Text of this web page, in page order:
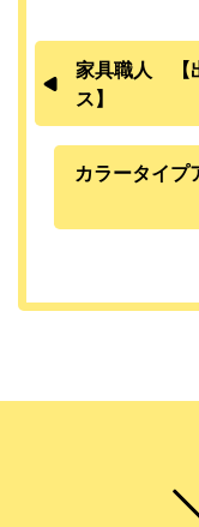
家具職人 【
ス】
カラータイ